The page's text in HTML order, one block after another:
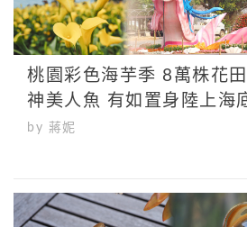
桃園彩色海芋季 8萬株花
神美人魚 有如置身陸上海
by 蔣妮